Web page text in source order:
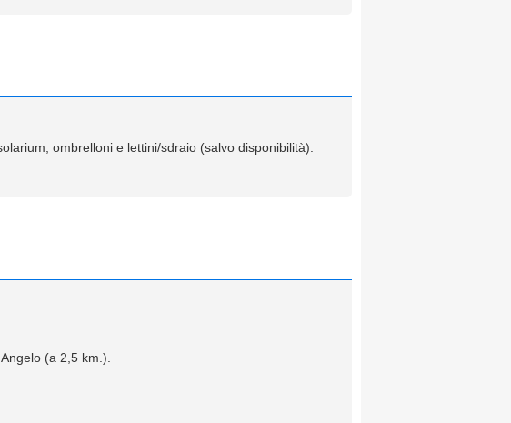
ombrelloni e lettini/sdraio (salvo disponibilità).
(a 2,5 km.).